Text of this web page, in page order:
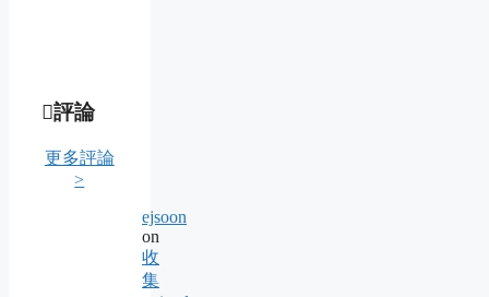
評論
更多評論
>
ejsoon
on
收
集